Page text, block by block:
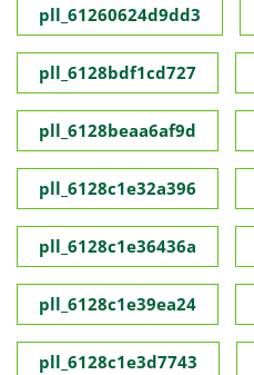
pll_61260624d9dd3
pll_6128bdf1cd727
pll_6128beaa6af9d
pll_6128c1e32a396
pll_6128c1e36436a
pll_6128c1e39ea24
pll_6128c1e3d7743